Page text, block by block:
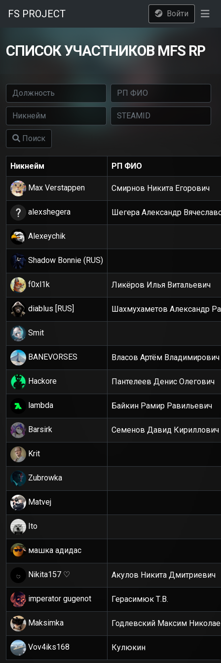
FS PROJECT Войти
СПИСОК УЧАСТНИКОВ MFS RP
Поиск
Никнейм РП ФИО
Max Verstappen Смирнов Никита Егорович
alexshegera Шегера Александр
Alexeychik
Shadow Bonnie (RUS)
f0xl1k Ликёров Илья Витальевич
diablus [RUS] Шахмухаметов Александр
Smit
BANEVORSES Власов Артём Владимирович
Hackore Пантелеев Денис Олегович
lambda Байкин Рамир Равильевич
Barsirk Семенов Давид Кириллович
Krit
Zubrowka
Matvej
Ito
машка адидас
Nikita157 ♡ Акулов Никита Дмитриевич
imperator gugenot Герасимюк Т.В.
Maksimka Годлевский Максим
Vov4iks168 Кулюкин